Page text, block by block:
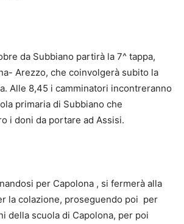
da Subbiano partirà la 7^ tappa,
Arezzo, che coinvolgerà subito la
Alle 8,45 i camminatori incontreranno
primaria di Subbiano che
i doni da portare ad Assisi.
per Capolona , si fermerà alla
la colazione, proseguendo poi per
della scuola di Capolona, per poi